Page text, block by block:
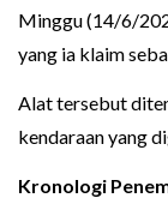
Minggu (14/6/
yang ia klaim
Alat tersebut
kendaraan yang
Kronologi